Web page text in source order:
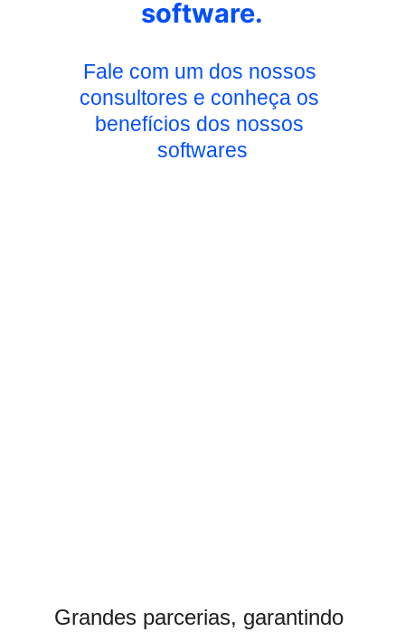
software.
Fale com um dos nossos
consultores e conheça os
benefícios dos nossos
softwares
Grandes parcerias, garantindo